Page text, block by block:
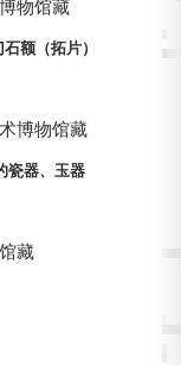
物馆藏
额（拓片）
博物馆藏
瓷器、玉器
藏